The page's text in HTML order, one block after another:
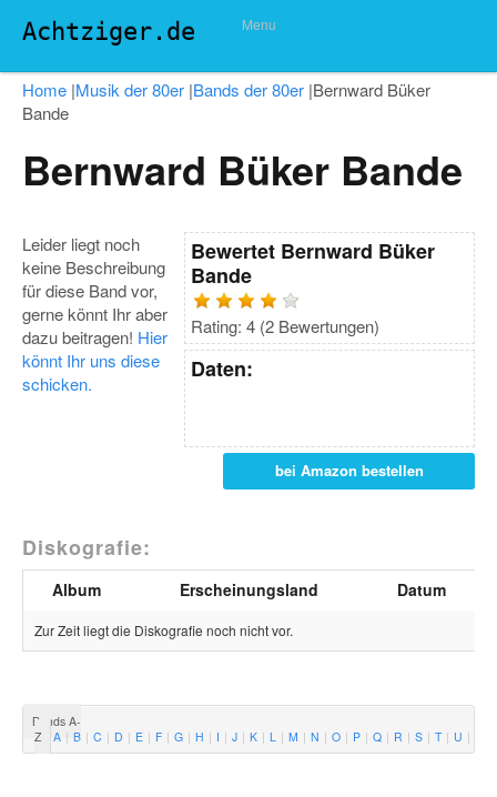
Achtziger.de Menu
Home |Musik der 80er |Bands der 80er |Bernward Büker
Bande
Bernward Büker Bande
Bewertet Bernward Büker
Bande
Rating: 4 (2 Bewertungen)
Daten:
bei Amazon bestellen
Leider liegt noch
keine Beschreibung
für diese Band vor,
gerne könnt Ihr aber
dazu beitragen! Hier
könnt Ihr uns diese
schicken.
Diskografie:
Album Erscheinungsland Datum
Zur Zeit liegt die Diskografie noch nicht vor.
Bands A-
Z
A B C D E F G H I J K L M N O P Q R S T U